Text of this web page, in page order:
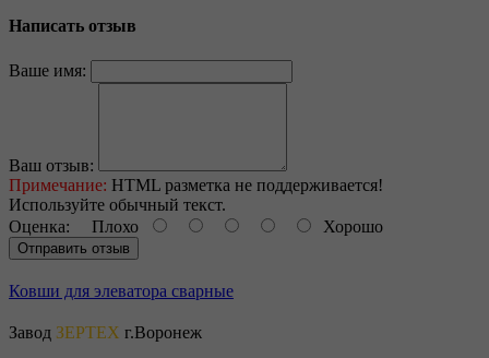
Написать отзыв
Ваше имя:
Ваш отзыв:
Примечание: HTML разметка не поддерживается!
Используйте обычный текст.
Оценка: Плохо Хорошо
Отправить отзыв
Ковши для элеватора сварные
Завод ЗЕРТЕХ г.Воронеж